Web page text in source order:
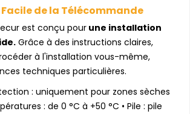
de la Télécommande
est conçu pour une installation
Grâce à des instructions claires,
à l'installation vous-même,
techniques particulières.
: uniquement pour zones sèches
: de 0 °C à +50 °C • Pile : pile